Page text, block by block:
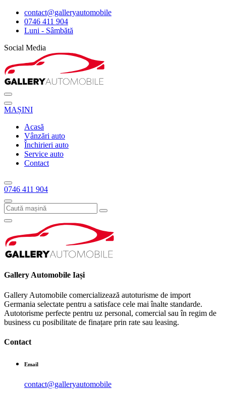
contact@galleryautomobile
0746 411 904
Luni - Sâmbătă
Social Media
MAȘINI
Acasă
Vânzări auto
Închirieri auto
Service auto
Contact
0746 411 904
Gallery Automobile Iași
Gallery Automobile comercializează autoturisme de import
Germania selectate pentru a satisface cele mai înalte standarde.
Autotorisme perfecte pentru uz personal, comercial sau în regim de
business cu posibilitate de finațare prin rate sau leasing.
Contact
Email
contact@galleryautomobile